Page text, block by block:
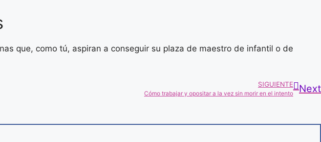
que, como tú, aspiran a conseguir su plaza de maestro de infantil o de
SIGUIENTE
Cómo trabajar y opositar a la vez sin morir en el intento Next